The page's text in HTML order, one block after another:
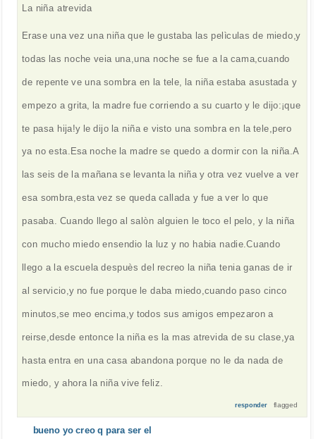
La niña atrevida
Erase una vez una niña que le gustaba las pelìculas de miedo,y
todas las noche veia una,una noche se fue a la cama,cuando
de repente ve una sombra en la tele, la niña estaba asustada y
empezo a grita, la madre fue corriendo a su cuarto y le dijo:¡que
te pasa hija!y le dijo la niña e visto una sombra en la tele,pero
ya no esta.Esa noche la madre se quedo a dormir con la niña.A
las seis de la mañana se levanta la niña y otra vez vuelve a ver
esa sombra,esta vez se queda callada y fue a ver lo que
pasaba. Cuando llego al salòn alguien le toco el pelo, y la niña
con mucho miedo ensendio la luz y no habia nadie.Cuando
llego a la escuela despuès del recreo la niña tenia ganas de ir
al servicio,y no fue porque le daba miedo,cuando paso cinco
minutos,se meo encima,y todos sus amigos empezaron a
reirse,desde entonce la niña es la mas atrevida de su clase,ya
hasta entra en una casa abandona porque no le da nada de
miedo, y ahora la niña vive feliz.
responder flagged
bueno yo creo q para ser el